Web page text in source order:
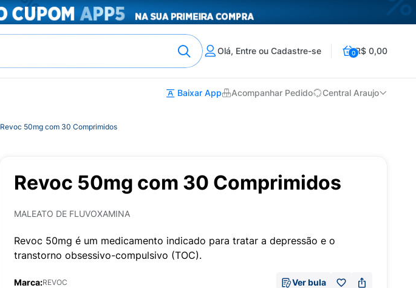
Olá, Entre ou Cadastre-se 0R$ 0,00
Baixar App Acompanhar Pedido Central Araujo
Revoc 50mg com 30 Comprimidos
Revoc 50mg com 30 Comprimidos
MALEATO DE FLUVOXAMINA
Revoc 50mg é um medicamento indicado para tratar a depressão e o
transtorno obsessivo-compulsivo (TOC).
Marca:REVOC Ver bula